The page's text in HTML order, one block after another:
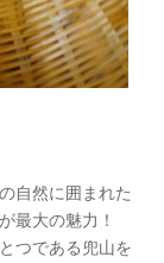
自然に囲まれた
最大の魅力！
つである兜山を